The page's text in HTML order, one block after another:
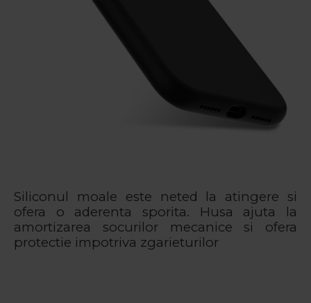
Siliconul moale este neted la atingere si
ofera o aderenta sporita. Husa ajuta la
amortizarea socurilor mecanice si ofera
protectie impotriva zgarieturilor